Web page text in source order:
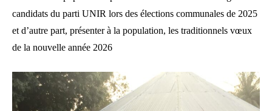
candidats du parti UNIR lors des élections communales de 2025
et d’autre part, présenter à la population, les traditionnels vœux
de la nouvelle année 2026